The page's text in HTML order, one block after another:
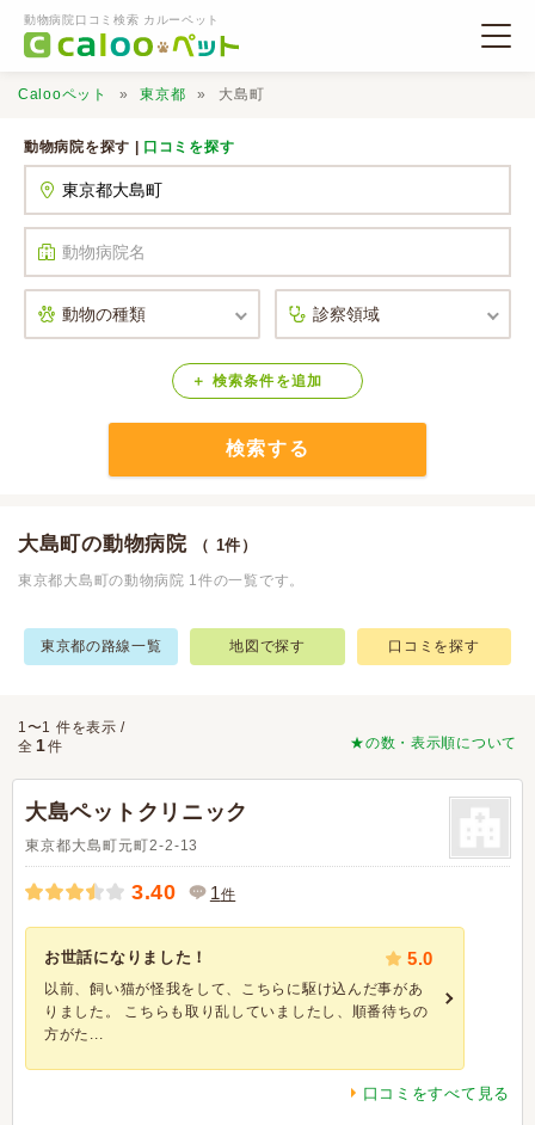
動物病院口コミ検索 カルーペット
口コミ検索
Calooペットとは？
Calooペット 東京都 大島町
動物病院を探す | 口コミを探す
検索条件 を追加
検索する
大島町の動物病院 （ 1件）
東京都大島町の動物病院 1件の一覧です。
東京都の路線一覧 地図で探す 口コミを探す
★の数・表示順について
1〜1 件を表示 /
全 1件
大島ペットクリニック
東京都大島町元町2-2-13
3.40 1件
お世話になりました！ 5.0
以前、飼い猫が怪我をして、こちらに駆け込んだ事があ
りました。 こちらも取り乱していましたし、順番待ちの
方がた...
口コミをすべて見る